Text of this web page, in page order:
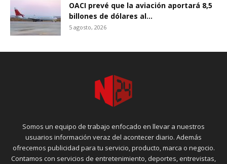
OACI prevé que la aviación aportará 8,5
billones de dólares al...
5 agosto, 2026
Somos un equipo de trabajo enfocado en llevar a nuestros
usuarios información veraz del acontecer diario. Además
ofrecemos publicidad para tu servicio, producto, marca o negocio.
Contamos con servicios de entretenimiento, deportes, entrevistas,